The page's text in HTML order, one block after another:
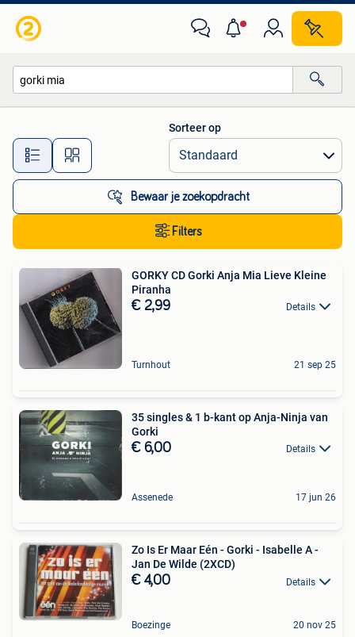
Alle afstanden…
Sorteer op
Bewaar je zoekopdracht
Filters
GORKY CD Gorki Anja Mia Lieve Kleine
Piranha
€ 2,99 Details
Turnhout 21 sep 25
35 singles & 1 b-kant op Anja-Ninja van
Gorki
€ 6,00 Details
Assenede 17 jun 26
Zo Is Er Maar Eén - Gorki - Isabelle A -
Jan De Wilde (2XCD)
€ 4,00 Details
Boezinge 20 nov 25